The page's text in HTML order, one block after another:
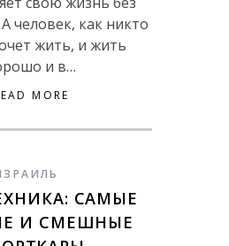
человек, как никто
жить, и жить
и в…
MORE
САМЫЕ
И СМЕШНЫЕ